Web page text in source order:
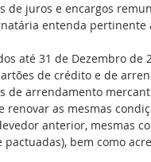
de juros e encargos
entenda
até 31 de Dezembro
de crédito e de
de arrendamento
renovar as mesmas
anterior, mesmas
bem como